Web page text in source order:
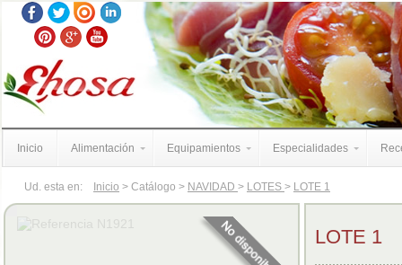
Inicio Alimentación Equipamientos Especialidades
Ud. esta en: Inicio > Catálogo > NAVIDAD > LOTES > LOTE 1
LOTE 1